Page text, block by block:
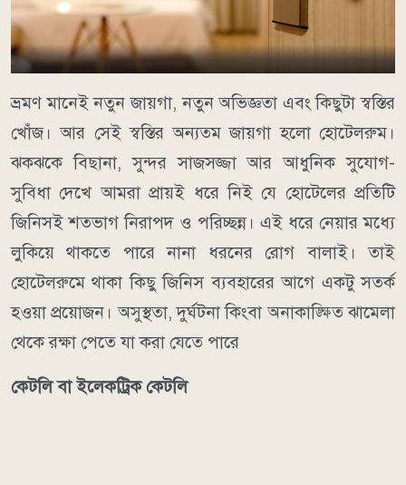
ভ্রমণ মানেই নতুন জায়গা, নতুন অভিজ্ঞতা এবং কিছুটা স্বস্তির
খোঁজ। আর সেই স্বস্তির অন্যতম জায়গা হলো হোটেলরুম।
ঝকঝকে বিছানা, সুন্দর সাজসজ্জা আর আধুনিক সুযোগ-
সুবিধা দেখে আমরা প্রায়ই ধরে নিই যে হোটেলের প্রতিটি
জিনিসই শতভাগ নিরাপদ ও পরিচ্ছন্ন। এই ধরে নেয়ার মধ্যে
লুকিয়ে থাকতে পারে নানা ধরনের রোগ বালাই। তাই
হোটেলরুমে থাকা কিছু জিনিস ব্যবহারের আগে একটু সতর্ক
হওয়া প্রয়োজন। অসুস্থতা, দুর্ঘটনা কিংবা অনাকাঙ্ক্ষিত ঝামেলা
থেকে রক্ষা পেতে যা করা যেতে পারে
কেটলি বা ইলেকট্রিক কেটলি